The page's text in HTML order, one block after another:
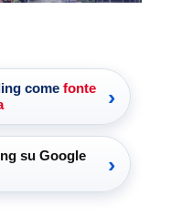
come fonte
›
su Google
›